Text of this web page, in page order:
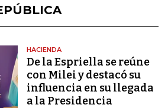
HACIENDA
De la Espriella se reúne
con Milei y destacó su
influencia en su llegada
a la Presidencia